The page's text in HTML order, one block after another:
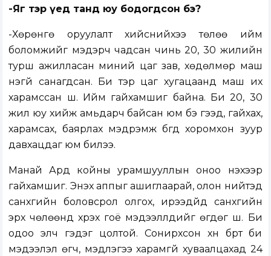
-Яг тэр үед танд юу бодогдсон бэ?
-Хөрөнгө оруулалт хийснийхээ төлөө ийм
боломжийг мэдэрч чадсан чинь 20, 30 жилийн
турш ажилласан миний цаг зав, хөдөлмөр маш
үнэгүй санагдсан. Би тэр цаг хугацаанд маш их
харамссан шүү. Ийм гайхамшиг байна. Би 20, 30
жил юу хийж амьдарч байсан юм бэ гээд, гайхах,
харамсах, баярлах мэдрэмж бүгд хоромхон зуур
давхацдаг юм билээ.
Манай Ард койны урамшууллын оноо үнэхээр
гайхамшиг. Энэхүү аппыг ашиглаарай, олон нийтэд
санхүүгийн боловсрол олгох, ирээдүйд санхүүгийн
эрх чөлөөнд хүрэх гоё мэдээллүүдийг өгдөг шүү. Би
одоо элч гэдэг цолтой. Сонирхсон хүн бүрт би
мэдээлэл өгч, мэдлэгээ харамгүй хуваалцахад 24